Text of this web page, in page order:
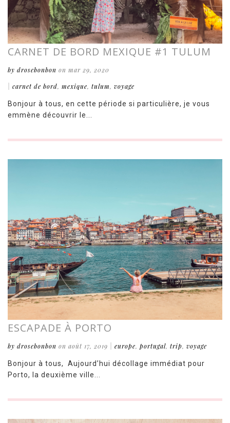
CARNET DE BORD MEXIQUE #1 TULUM
by drosebonbon on mar 29, 2020
carnet de bord, mexique, tulum, voyage
Bonjour à tous, en cette période si particulière, je vous
emmène découvrir le...
ESCAPADE À PORTO
by drosebonbon on août 17, 2019 europe, portugal, trip, voyage
Bonjour à tous, Aujourd’hui décollage immédiat pour
Porto, la deuxième ville...